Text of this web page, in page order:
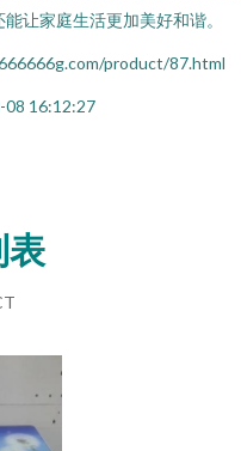
让家庭生活更加美好和谐。
product/87.html
08 16:12:27
表